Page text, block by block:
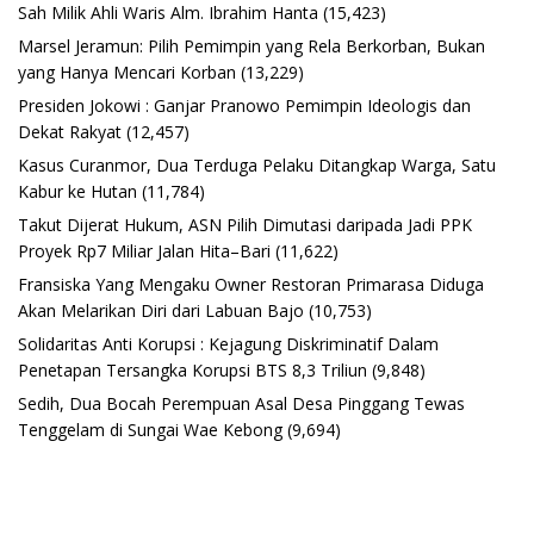
Sah Milik Ahli Waris Alm. Ibrahim Hanta (15,423)
Marsel Jeramun: Pilih Pemimpin yang Rela Berkorban, Bukan
yang Hanya Mencari Korban (13,229)
Presiden Jokowi : Ganjar Pranowo Pemimpin Ideologis dan
Dekat Rakyat (12,457)
Kasus Curanmor, Dua Terduga Pelaku Ditangkap Warga, Satu
Kabur ke Hutan (11,784)
Takut Dijerat Hukum, ASN Pilih Dimutasi daripada Jadi PPK
Proyek Rp7 Miliar Jalan Hita–Bari (11,622)
Fransiska Yang Mengaku Owner Restoran Primarasa Diduga
Akan Melarikan Diri dari Labuan Bajo (10,753)
Solidaritas Anti Korupsi : Kejagung Diskriminatif Dalam
Penetapan Tersangka Korupsi BTS 8,3 Triliun (9,848)
Sedih, Dua Bocah Perempuan Asal Desa Pinggang Tewas
Tenggelam di Sungai Wae Kebong (9,694)